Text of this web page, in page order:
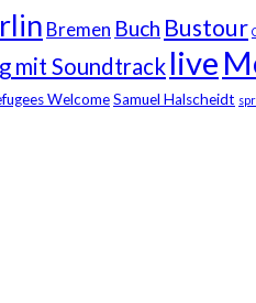
Bremen Buch Bustour
mit Soundtrack live
WelcomeSamuel Halscheidt